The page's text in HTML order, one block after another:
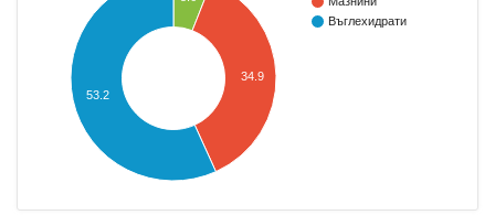
Въглехидрати
34.9
53.2